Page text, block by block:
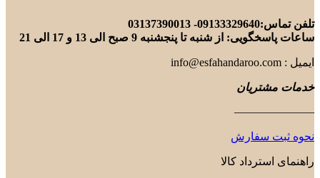
شنبه تا پنجشنبه 9 صبح الی 13 و 17 الی 21
کالا